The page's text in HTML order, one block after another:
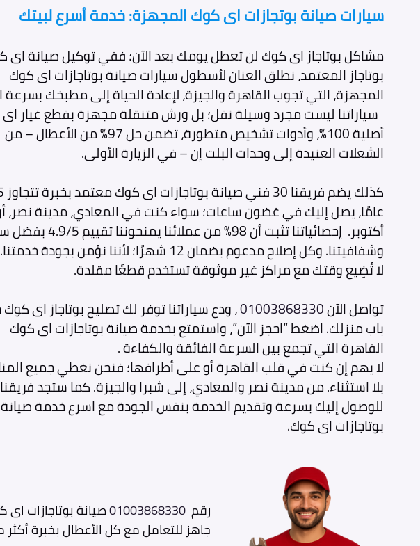
سيارات صيانة بوتجازات اى كوك المجهزة: خدمة أسرع لبيتك
مشاكل بوتاجاز اى كوك لن تعطل يومك بعد الآن؛ ففي توكيل صيانة اى
بوتاجاز المعتمد، نطلق العنان لأسطول سيارات صيانة بوتاجازات اى كوك
المجهزة، التي تجوب القاهرة والجيزة، لإعادة الحياة إلى مطبخك بسرعة
سياراتنا ليست مجرد وسيلة نقل؛ بل ورش متنقلة مجهزة بقطع غيار
أصلية 100%، وأدوات تشخيص متطورة، تضمن حل 97% من الأعطال – من
الشعلات العنيدة إلى وحدات البلت إن – في الزيارة الأولى.
كذلك يضم
أكتوبر. إحصائياتنا تثبت أن 98% من
وشفافيتنا. وكل إصلاح مدعوم بضمان 12 شهرًا؛ لأننا نؤمن بجودة خدمتنا.
لا تُضِيع وقتك مع مراكز غير موثوقة تستخدم قطعًا مقلدة.
تواصل الآن01003868330، ودع سياراتنا توفر لك تصليح بوتاجاز اى
باب منزلك. اضغط “احجز الآن”، واستمتع بخدمة صيانة بوتاجازات اى كوك
القاهرة التي تجمع بين السرعة الفائقة والكفاءة .
لا يهم إن كنت في قلب القاهرة أو على أطرافها؛ فنحن نغطي جميع
بلا استثناء. من مدينة نصر والمعادي، إلى شبرا والجيزة. كما ستجد
للوصول إليك بسرعة وتقديم الخدمة بنفس الجودة مع اسرع خدمة صيانة
بوتاجازات اى كوك.
رقم01003868330صيانة بوتاجازات
جاهز للتعامل مع كل الأعطال بخبرة أكثر من 15